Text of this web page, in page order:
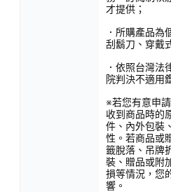
才提供；
．所購產品為
刮鬍刀、穿戴
．依照台灣法
院判決不適用
※若您有意申
收到商品時的
件、內外包裝
性。若商品或
籤脫落、吊牌
裝、贈品或附
損等情況，您
響。